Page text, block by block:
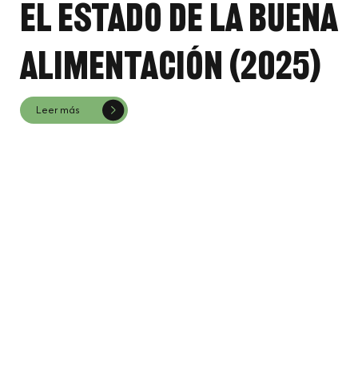
El estado de la buena
alimentación (2025)
Leer más